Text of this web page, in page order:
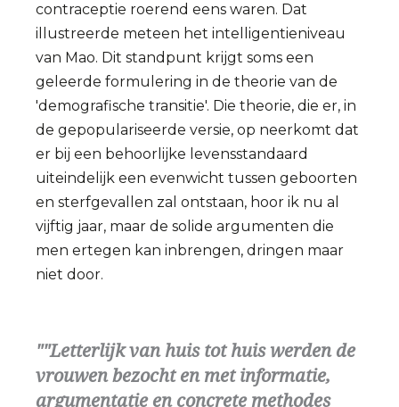
contraceptie roerend eens waren. Dat
illustreerde meteen het intelligentieniveau
van Mao. Dit standpunt krijgt soms een
geleerde formulering in de theorie van de
'demografische transitie'. Die theorie, die er, in
de gepopulariseerde versie, op neerkomt dat
er bij een behoorlijke levensstandaard
uiteindelijk een evenwicht tussen geboorten
en sterfgevallen zal ontstaan, hoor ik nu al
vijftig jaar, maar de solide argumenten die
men ertegen kan inbrengen, dringen maar
niet door.
"Letterlijk van huis tot huis werden de
vrouwen bezocht en met informatie,
argumentatie en concrete methodes